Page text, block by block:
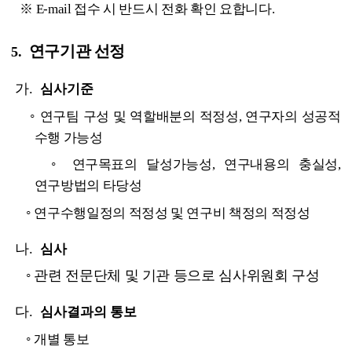
※ E-mail 접수 시 반드시 전화 확인 요합니다.
5. 연구기관 선정
가. 심사기준
◦ 연구팀 구성 및 역할배분의 적정성, 연구자의 성공적
수행 가능성
◦
연구목표의 달성가능성, 연구내용의 충실성,
연구방법의 타당성
◦ 연구수행일정의 적정성 및 연구비 책정의 적정성
나. 심사
◦ 관련 전문단체 및 기관 등으로 심사위원회 구성
다. 심사결과의 통보
◦개별 통보